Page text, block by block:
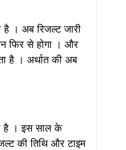
है । अब रिजल्ट जारी
फिर से होगा । और
है । अर्थात की अब
है । इस साल के
की तिथि और टाइम